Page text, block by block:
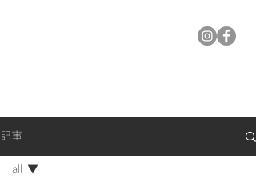
記事
all